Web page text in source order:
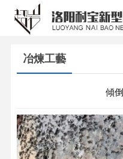
冶煉工藝
傾